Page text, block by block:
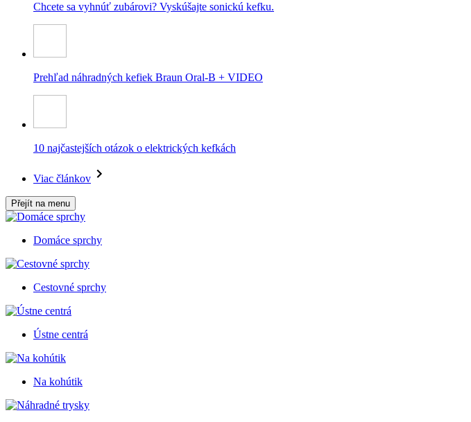
Chcete sa vyhnúť zubárovi? Vyskúšajte sonickú kefku.
Prehľad náhradných kefiek Braun Oral-B + VIDEO
10 najčastejších otázok o elektrických kefkách
Viac článkov
Přejít na menu
Domáce sprchy
Cestovné sprchy
Ústne centrá
Na kohútik